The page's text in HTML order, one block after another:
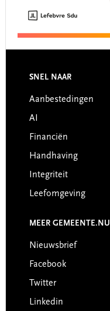
Footer
SNEL NAAR
Aanbestedingen
AI
Financiën
Handhaving
Integriteit
Leefomgeving
MEER GEMEENTE.NU
Nieuwsbrief
Facebook
Twitter
Linkedin